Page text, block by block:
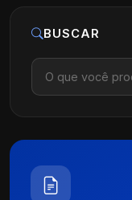
BUSCAR